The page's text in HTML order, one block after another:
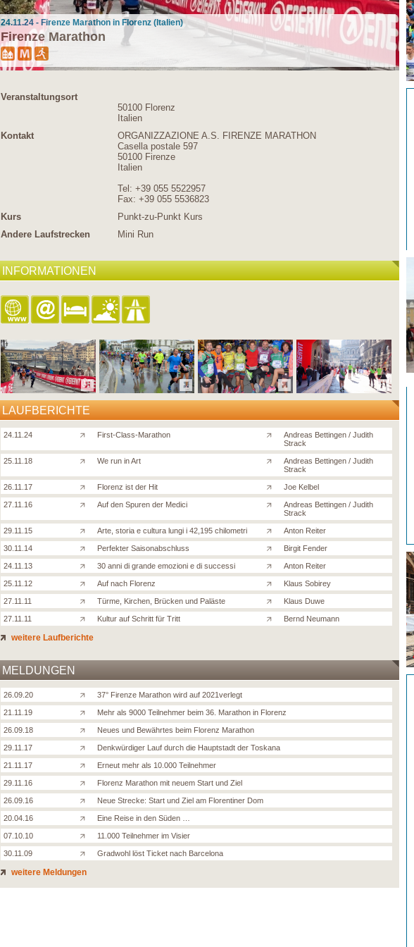
24.11.24 - Firenze Marathon in Florenz (Italien)
Firenze Marathon
Veranstaltungsort
50100 Florenz
Italien
Kontakt
ORGANIZZAZIONE A.S. FIRENZE MARATHON
Casella postale 597
50100 Firenze
Italien
Tel: +39 055 5522957
Fax: +39 055 5536823
Kurs
Punkt-zu-Punkt Kurs
Andere Laufstrecken
Mini Run
INFORMATIONEN
LAUFBERICHTE
24.11.24 First-Class-Marathon
Andreas Bettingen / Judith
Strack
25.11.18 We run in Art
Andreas Bettingen / Judith
Strack
26.11.17 Florenz ist der Hit Joe Kelbel
27.11.16 Auf den Spuren der Medici
Andreas Bettingen / Judith
Strack
29.11.15 Arte, storia e cultura lungi i 42,195 chilometri Anton Reiter
30.11.14 Perfekter Saisonabschluss Birgit Fender
24.11.13 30 anni di grande emozioni e di successi Anton Reiter
25.11.12 Auf nach Florenz Klaus Sobirey
27.11.11 Türme, Kirchen, Brücken und Paläste Klaus Duwe
27.11.11 Kultur auf Schritt für Tritt Bernd Neumann
weitere Laufberichte
MELDUNGEN
26.09.20 37° Firenze Marathon wird auf 2021verlegt
21.11.19 Mehr als 9000 Teilnehmer beim 36. Marathon in Florenz
26.09.18 Neues und Bewährtes beim Florenz Marathon
29.11.17 Denkwürdiger Lauf durch die Hauptstadt der Toskana
21.11.17 Erneut mehr als 10.000 Teilnehmer
29.11.16 Florenz Marathon mit neuem Start und Ziel
26.09.16 Neue Strecke: Start und Ziel am Florentiner Dom
20.04.16 Eine Reise in den Süden …
07.10.10 11.000 Teilnehmer im Visier
30.11.09 Gradwohl löst Ticket nach Barcelona
weitere Meldungen